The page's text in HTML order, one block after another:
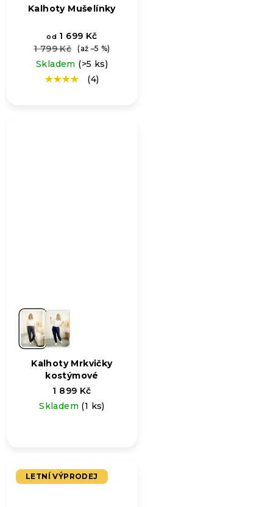
Kalhoty Mušelínky
od 1 699 Kč
1 799 Kč
(až –5 %)
Skladem (>5 ks)
Průměrné(4)
Kalhoty Mrkvičky
kostýmové
1 899 Kč
Skladem (1 ks)
LETNÍ VÝPRODEJ